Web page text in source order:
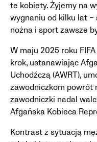
te kobiety. Żyjemy na
wygnaniu od kilku lat –
nożna i sport zawsze
W maju 2025 roku
krok, ustanawiając
Uchodźczą (AWRT),
zawodniczkom powrót
zawodniczki nadal
Afgańska Kobieca
Kontrast z sytuacją